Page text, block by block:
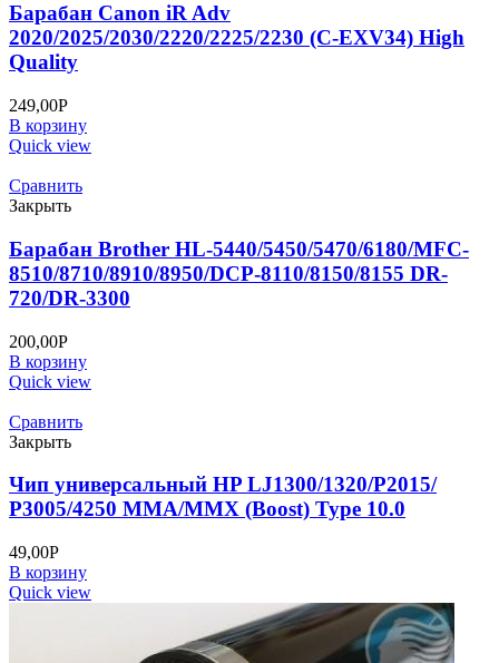
Барабан Canon iR Adv
2020/2025/2030/2220/2225/2230 (C-EXV34) High
Quality
249,00Р
В корзину
Quick view
Сравнить
Закрыть
Барабан Brother HL-5440/5450/5470/6180/MFC-
8510/8710/8910/8950/DCP-8110/8150/8155 DR-
720/DR-3300
200,00Р
В корзину
Quick view
Сравнить
Закрыть
Чип универсальный HP LJ1300/1320/P2015/
P3005/4250 MMA/MMX (Boost) Type 10.0
49,00Р
В корзину
Quick view